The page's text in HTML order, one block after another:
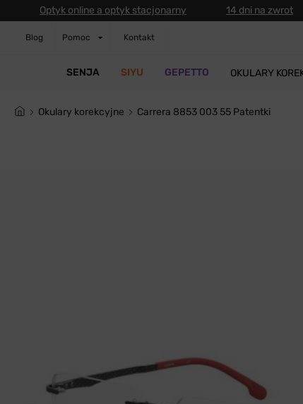
Optyk online a optyk stacjonarny 14 dni na zwrot
Blog Pomoc Kontakt
SENJA SIYU GEPETTO OKULARY
Okulary korekcyjne Carrera 8853 003 55 Patentki